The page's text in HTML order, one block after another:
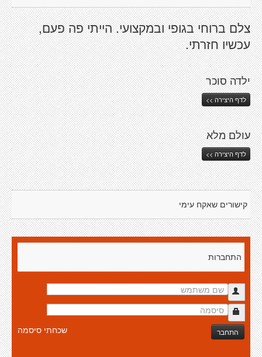
צלם ברוחי בגופי ובמקצועי. הייתי פה פעם,
עכשיו חזרתי.
ילדה סוכר
לדף היצירה >>
עולם מלא
לדף היצירה >>
קישורים שאקח עימי
התחברות
התחבר שכחתי סיסמה